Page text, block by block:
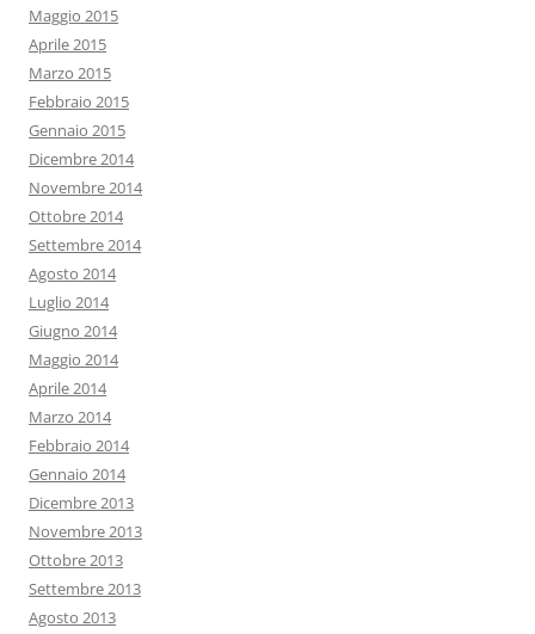
Maggio 2015
Aprile 2015
Marzo 2015
Febbraio 2015
Gennaio 2015
Dicembre 2014
Novembre 2014
Ottobre 2014
Settembre 2014
Agosto 2014
Luglio 2014
Giugno 2014
Maggio 2014
Aprile 2014
Marzo 2014
Febbraio 2014
Gennaio 2014
Dicembre 2013
Novembre 2013
Ottobre 2013
Settembre 2013
Agosto 2013